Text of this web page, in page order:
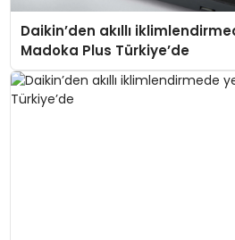
Daikin’den akıllı
Madoka Plus Türkiye’de